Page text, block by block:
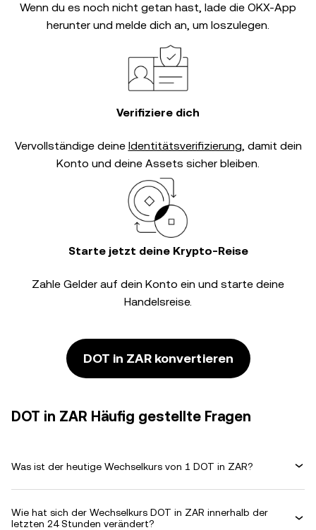
Wenn du es noch nicht getan hast, lade die OKX-App
herunter und melde dich an, um loszulegen.
Verifiziere dich
Vervollständige deine Identitätsverifizierung, damit dein
Konto und deine Assets sicher bleiben.
Starte jetzt deine Krypto-Reise
Zahle Gelder auf dein Konto ein und starte deine
Handelsreise.
DOT in ZAR konvertieren
DOT in ZAR Häufig gestellte Fragen
Was ist der heutige Wechselkurs von 1 DOT in ZAR?
Wie hat sich der Wechselkurs DOT in ZAR innerhalb der
letzten 24 Stunden verändert?